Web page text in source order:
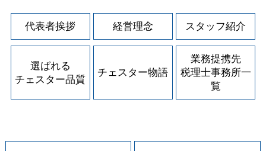
代表者挨拶 経営理念 スタッフ紹介
選ばれる
チェスター品質
チェスター物語
業務提携先
税理士事務所一
覧